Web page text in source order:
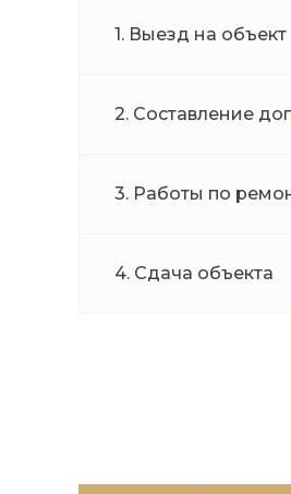
1. Выезд на объект
2. Составление
3. Работы по
4. Сдача объекта